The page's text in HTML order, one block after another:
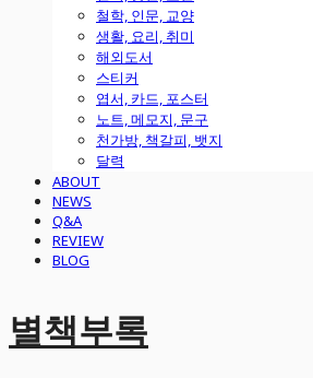
철학, 인문, 교양
생활, 요리, 취미
해외도서
스티커
엽서, 카드, 포스터
노트, 메모지, 문구
천가방, 책갈피, 뱃지
달력
ABOUT
NEWS
Q&A
REVIEW
BLOG
별책부록